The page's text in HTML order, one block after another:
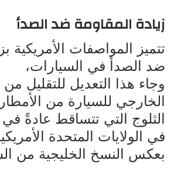
زيادة المقاومة ضد الصدأ
تتميز المواصفات الأمريكية
ضد الصدأ في السيارات،
وجاء هذا التعديل للتقليل
الخارجي للسيارة من الأمطار
الثلوج التي تتساقط عادةً
في الولايات المتحدة
بعكس النسخ الخليجية من